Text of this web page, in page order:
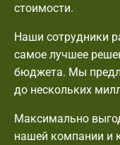
стоимости.
Наши сотрудники
самое лучшее
бюджета. Мы
до нескольких
Максимально
нашей компании и